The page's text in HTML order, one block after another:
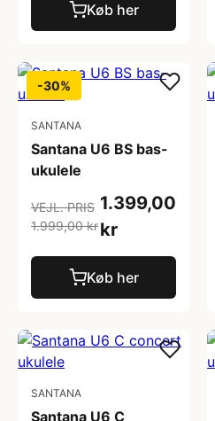
Køb her
-30%
SANTANA
Santana U6 BS bas-
ukulele
VEJL. PRIS
1.999,00 kr
1.399,00
kr
Køb her
SANTANA
Santana U6 C